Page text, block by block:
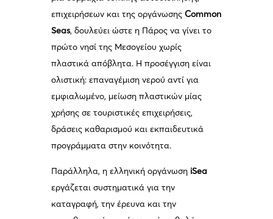
επιχειρήσεων και της οργάνωσηςCommon
Seas, δουλεύει ώστε η Πάρος να γίνει το
πρώτο νησί της Μεσογείου χωρίς
πλαστικά απόβλητα. Η προσέγγιση είναι
ολιστική: επαναγέμιση νερού αντί για
εμφιαλωμένο, μείωση πλαστικών μίας
χρήσης σε τουριστικές επιχειρήσεις,
δράσεις καθαρισμού και εκπαιδευτικά
προγράμματα στην κοινότητα.
Παράλληλα, η ελληνική οργάνωση iSea
εργάζεται συστηματικά για την
καταγραφή, την έρευνα και την